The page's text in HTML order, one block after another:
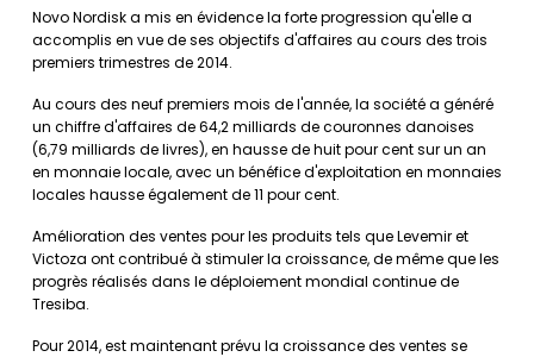
Novo Nordisk a mis en évidence la forte progression qu'elle a
accomplis en vue de ses objectifs d'affaires au cours des trois
premiers trimestres de 2014.
Au cours des neuf premiers mois de l'année, la société a généré
un chiffre d'affaires de 64,2 milliards de couronnes danoises
(6,79 milliards de livres), en hausse de huit pour cent sur un an
en monnaie locale, avec un bénéfice d'exploitation en monnaies
locales hausse également de 11 pour cent.
Amélioration des ventes pour les produits tels que Levemir et
Victoza ont contribué à stimuler la croissance, de même que les
progrès réalisés dans le déploiement mondial continue de
Tresiba.
Pour 2014, est maintenant prévu la croissance des ventes se